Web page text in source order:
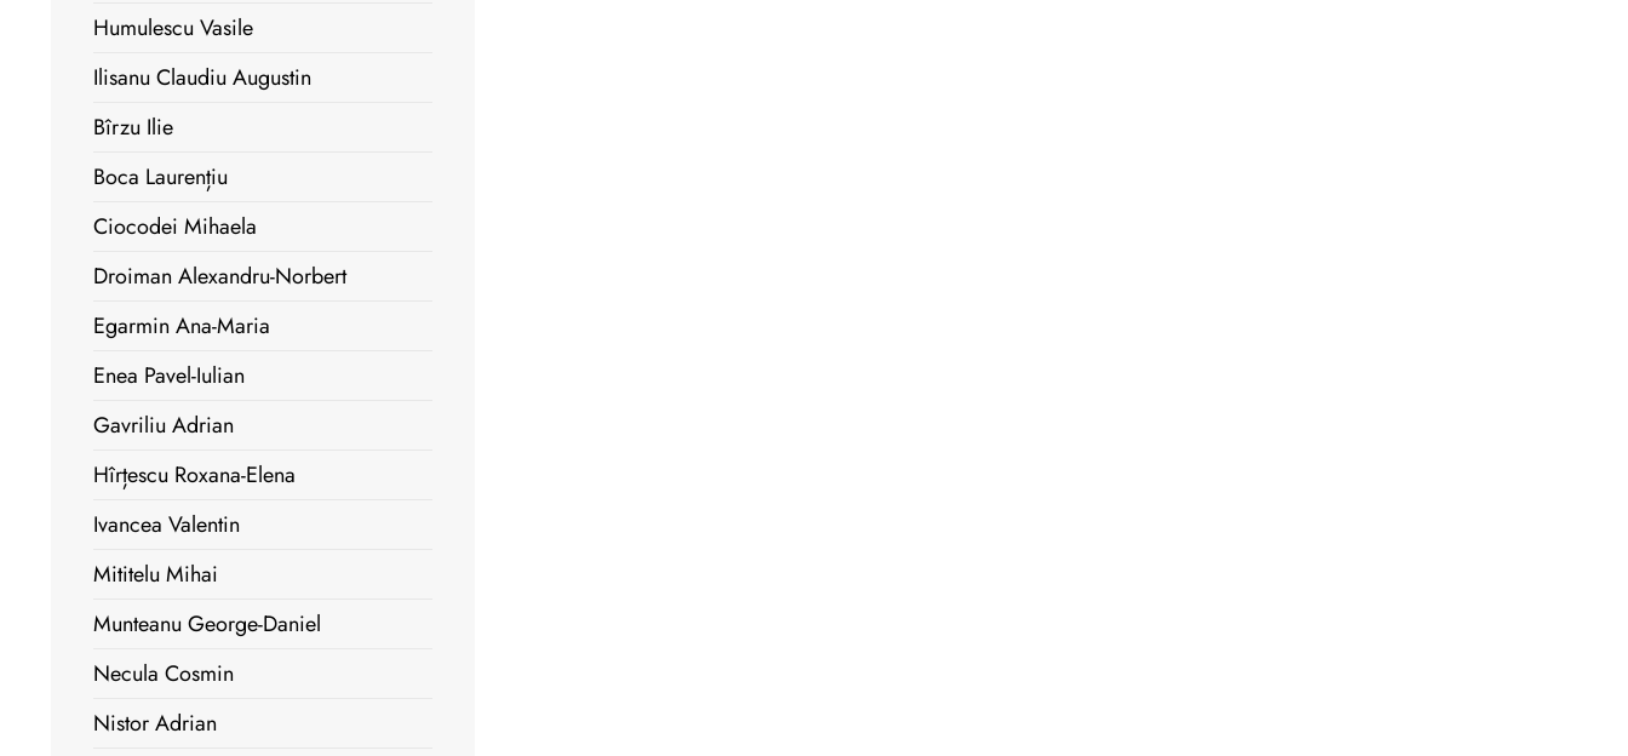
Humulescu Vasile
Ilisanu Claudiu Augustin
Bîrzu Ilie
Boca Laurențiu
Ciocodei Mihaela
Droiman Alexandru-Norbert
Egarmin Ana-Maria
Enea Pavel-Iulian
Gavriliu Adrian
Hîrțescu Roxana-Elena
Ivancea Valentin
Mititelu Mihai
Munteanu George-Daniel
Necula Cosmin
Nistor Adrian